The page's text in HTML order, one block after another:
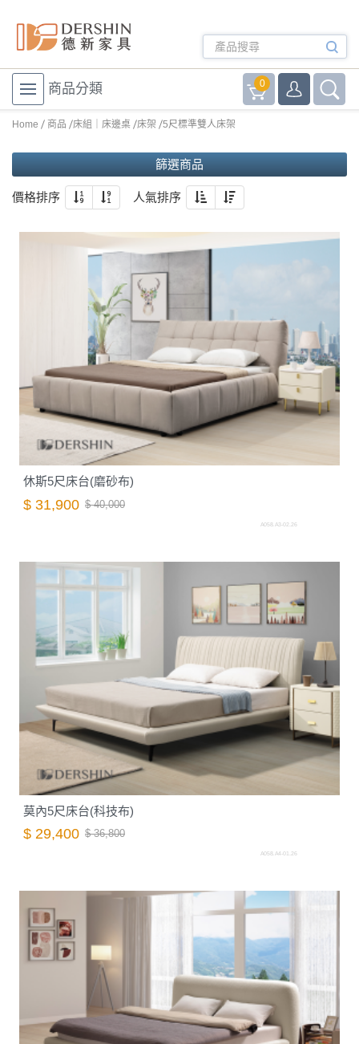
商品分類 0
Home 商品 床組｜床邊桌 床架 5尺標準雙人床架
篩選商品
價格排序 人氣排序
休斯5尺床台(磨砂布)
$ 31,900 $ 40,000
A058.A3-02.26
莫內5尺床台(科技布)
$ 29,400 $ 36,800
A058.A4-01.26